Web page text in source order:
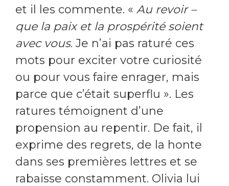
et il les commente. « Au revoir –
que la paix et la prospérité soient
avec vous. Je n’ai pas raturé ces
mots pour exciter votre curiosité
ou pour vous faire enrager, mais
parce que c’était superflu ». Les
ratures témoignent d’une
propension au repentir. De fait, il
exprime des regrets, de la honte
dans ses premières lettres et se
rabaisse constamment. Olivia lui